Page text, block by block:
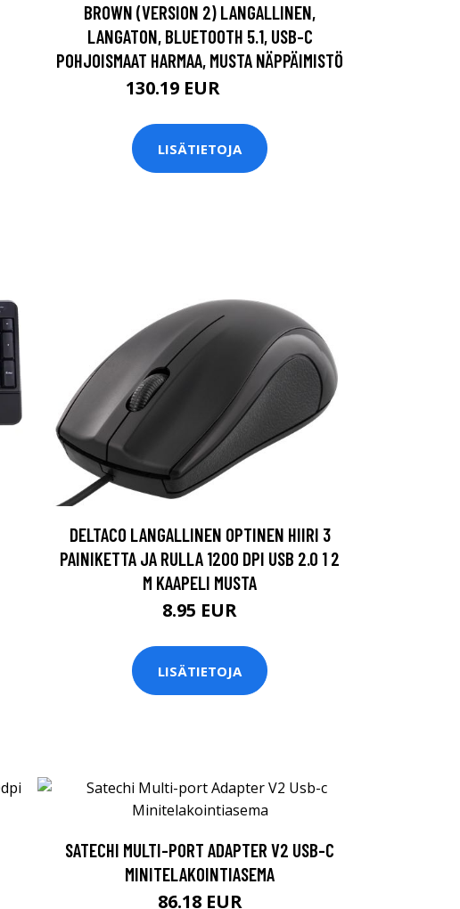
BROWN (VERSION 2) LANGALLINEN,
LANGATON, BLUETOOTH 5.1, USB-C
POHJOISMAAT HARMAA, MUSTA NÄPPÄIMISTÖ
130.19 EUR
LISÄTIETOJA
DELTACO LANGALLINEN OPTINEN HIIRI 3
PAINIKETTA JA RULLA 1200 DPI USB 2.0 1 2
M KAAPELI MUSTA
8.95 EUR
LISÄTIETOJA
SATECHI MULTI-PORT ADAPTER V2 USB-C
MINITELAKOINTIASEMA
86.18 EUR